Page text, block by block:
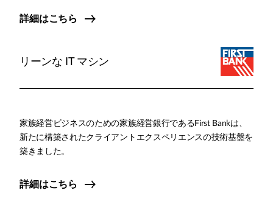
詳細はこちら
リーンな IT マシン
家族経営ビジネスのための家族経営銀行であるFirst Bankは、
新たに構築されたクライアントエクスペリエンスの技術基盤を
築きました。
詳細はこちら